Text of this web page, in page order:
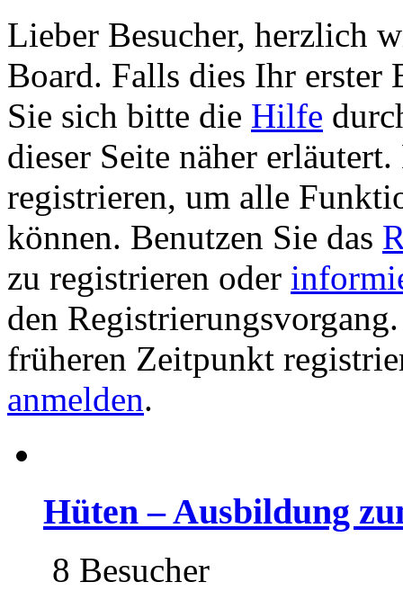
Lieber Besucher, herzlich
Board. Falls dies Ihr erster
Sie sich bitte die Hilfe
dieser Seite näher
registrieren, um alle
können. Benutzen Sie das
zu registrieren oder
den
früheren Zeitpunkt
anmelden.
Hüten – Ausbildung
8 Besucher